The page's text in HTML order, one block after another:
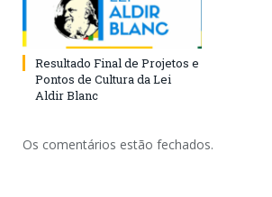
Resultado Final de Projetos e
Pontos de Cultura da Lei
Aldir Blanc
Os comentários estão fechados.